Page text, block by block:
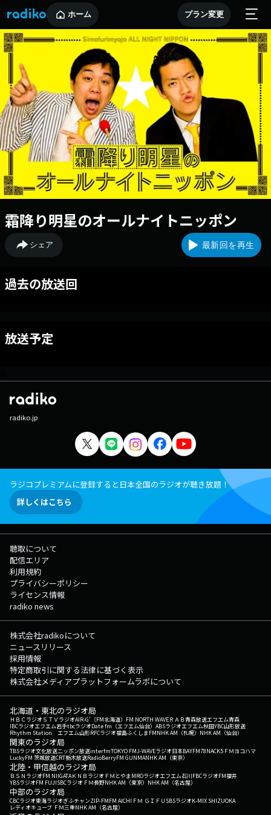
ホーム プラン変更
霜降り明星のオールナイトニッポン
シェア 最新回を再生
過去の放送回
放送予定
radiko.jp
ラジコプレミアムに登録すると日本全国のラジオが聴き放題！
詳しくはこちら
聴取について
配信エリア
利用規約
プライバシーポリシー
ライセンス情報
radiko news
株式会社radikoについて
ニュースリリース
採用情報
特定商取引に関する法律に基づく表示
株式会社メディアプラットフォームラボについて
北海道・東北のラジオ局
ＨＢＣラジオＳＴＶラジオAIR-G'（FM北海道） FM NORTH WAVEＲＡＢ青森放送エフエム青森
IBCラジオエフエム岩手tbcラジオDate fm（エフエム仙台） ABSラジオエフエム秋田YBC山形放送
Rhythm Station エフエム山形RFCラジオ福島ふくしまFMNHK AM（札幌） NHK AM（仙台）
関東のラジオ局
TBSラジオ文化放送ニッポン放送interfmTOKYO FMJ-WAVEラジオ日本BAYFM78NACK5 ＦＭヨコハマ
LuckyFM 茨城放送CRT栃木放送RadioBerryFM GUNMANHK AM（東京）
北陸・甲信越のラジオ局
ＢＳＮラジオFM NIIGATAＫＮＢラジオ ＦＭとやまMROラジオエフエム石川FBCラジオFM福井
YBSラジオFM FUJISBCラジオ ＦＭ長野NHK AM（東京） NHK AM（名古屋）
中部のラジオ局
CBCラジオ東海ラジオぎふチャンZIP-FMFM AICHI ＦＭ ＧＩＦＵ SBSラジオK-MIX SHIZUOKA
レディオキューブ ＦＭ三重NHK AM（名古屋）